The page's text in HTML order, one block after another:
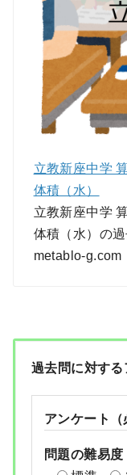
立教新座中学
体積（水）
立教新座中学
体積（水）の
metablo-g.com
過去問に対す
アンケート（
問題の難易度